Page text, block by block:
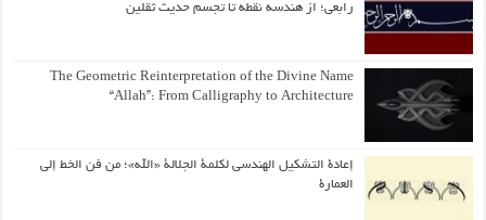
رابعی؛ از هندسه نقطه تا تجسم حدیث ثقلین
The Geometric Reinterpretation of the Divine Name
“Allah”: From Calligraphy to Architecture
إعادة التشكيل الهندسي لكلمة الجلالة «الله»؛ من فن الخط إلى
العمارة